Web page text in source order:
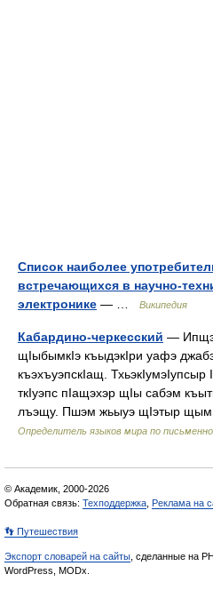
Список наиболее
встречающихся в научно-
электронике — … Википедия
Кабардино-черкесский —
щӀыбымкӀэ къыдэкӀри уафэ
къэхъуэпскӀащ.
ткӀуэпс пӀащэхэр щӀы сабэм
лъэщу. Пшэм жьыуэ щӀэтыр
Определитель языков мира по
© Академик, 2000-2026
Обратная связь: Техподдержка Реклама на
👣 Путешествия
Экспорт словарей на сайты , сделанные на
WordPress, MODx.